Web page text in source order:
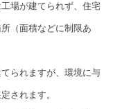
場が建てられず、住宅
（面積などに制限あ
られますが、環境に与
されます。